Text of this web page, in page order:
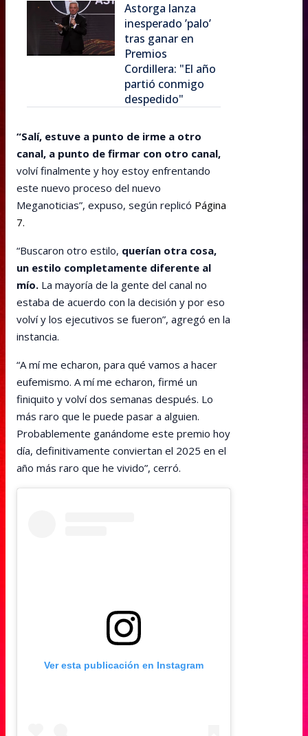
Astorga lanza
inesperado ’palo’
tras ganar en
Premios
Cordillera: "El año
partió conmigo
despedido"
“Salí, estuve a punto de irme a otro
canal, a punto de firmar con otro canal,
volví finalmente y hoy estoy enfrentando
este nuevo proceso del nuevo
Meganoticias”, expuso, según replicó Página
7.
“Buscaron otro estilo, querían otra cosa,
un estilo completamente diferente al
mío. La mayoría de la gente del canal no
estaba de acuerdo con la decisión y por eso
volví y los ejecutivos se fueron”, agregó en la
instancia.
“A mí me echaron, para qué vamos a hacer
eufemismo. A mí me echaron, firmé un
finiquito y volví dos semanas después. Lo
más raro que le puede pasar a alguien.
Probablemente ganándome este premio hoy
día, definitivamente conviertan el 2025 en el
año más raro que he vivido”, cerró.
Ver esta publicación en Instagram